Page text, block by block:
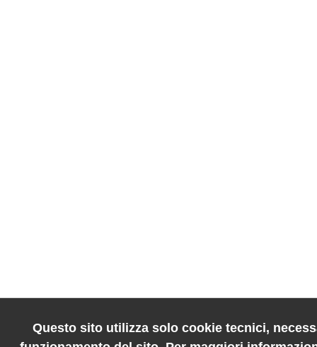
Questo sito utilizza solo cookie tecnici,